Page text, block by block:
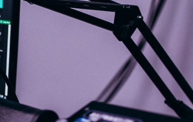
MARKETING KONTAKT DOKUMENTI